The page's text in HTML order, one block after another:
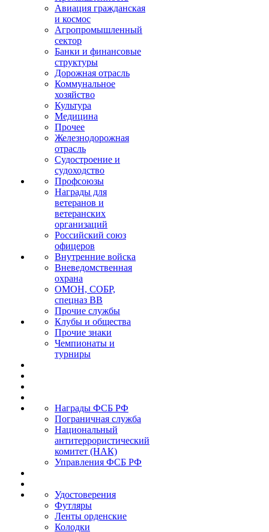
Авиация гражданская
и космос
Агропромышленный
сектор
Банки и финансовые
структуры
Дорожная отрасль
Коммунальное
хозяйство
Культура
Медицина
Прочее
Железнодорожная
отрасль
Судостроение и
судоходство
Профсоюзы
Награды для
ветеранов и
ветеранских
организаций
Российский союз
офицеров
Внутренние войска
Вневедомственная
охрана
ОМОН, СОБР,
спецназ ВВ
Прочие службы
Клубы и общества
Прочие знаки
Чемпионаты и
турниры
Награды ФСБ РФ
Пограничная служба
Национальный
антитеррористический
комитет (НАК)
Управления ФСБ РФ
Удостоверения
Футляры
Ленты орденские
Колодки